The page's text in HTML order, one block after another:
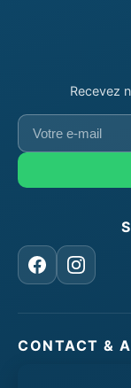
Recevez
Votre
e-
Facebook
CONTACT &